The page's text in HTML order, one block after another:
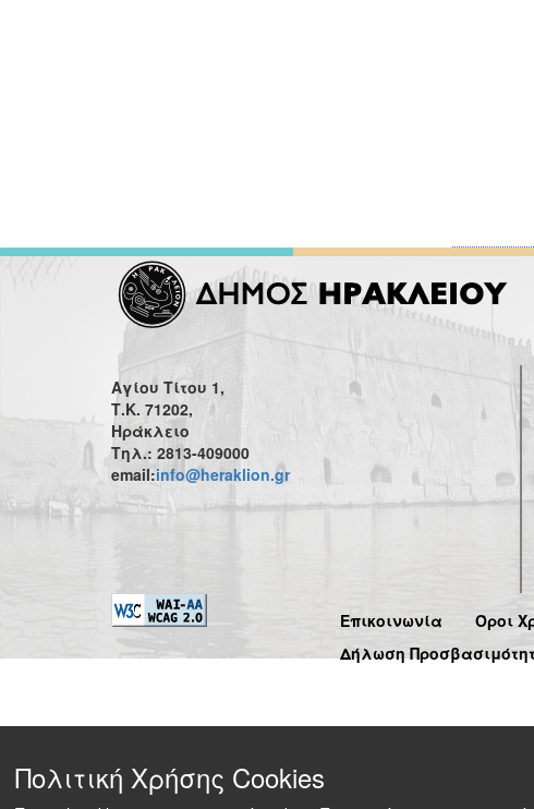
Αγίου Τίτου 1,
Τ.Κ. 71202,
Ηράκλειο
Τηλ.: 2813-409000
email:info@heraklion.gr
Επικοινωνία
Όροι
Δήλωση
Πολιτική Χρήσης Cookies